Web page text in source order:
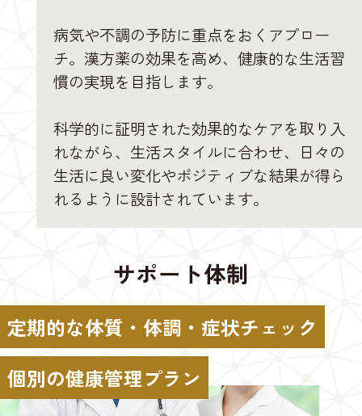
病気や不調の予防に重点をおくアプロー
チ。漢方薬の効果を高め、健康的な生活習
慣の実現を目指します。
科学的に証明された効果的なケアを取り入
れながら、生活スタイルに合わせ、日々の
生活に良い変化やポジティブな結果が得ら
れるように設計されています。
サポート体制
定期的な体質・体調・症状チェック
個別の健康管理プラン